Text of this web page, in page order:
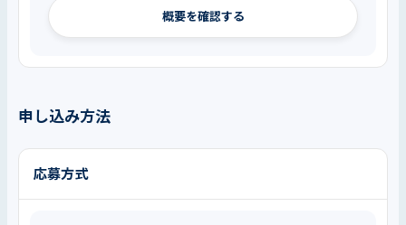
概要を確認する
申し込み方法
応募方式